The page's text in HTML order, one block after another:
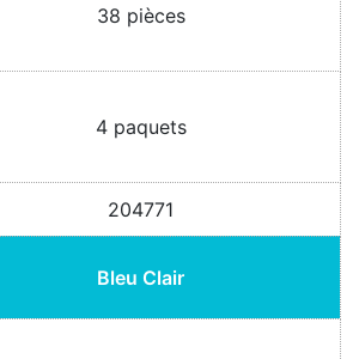
38 pièces
4 paquets
204771
Bleu Clair